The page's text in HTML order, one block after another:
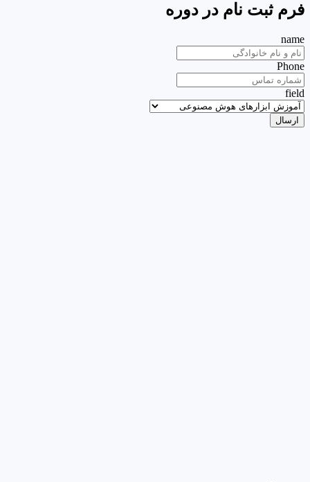
فرم ثبت نام در دوره
name
Phone
field